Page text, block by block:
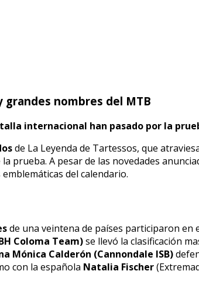
grandes nombres del MTB
internacional han pasado por la
de La Leyenda de Tartessos, que
prueba. A pesar de las novedades
del calendario.
de una veintena de países participaron en
Coloma Team)se llevó la clasificación
Mónica Calderón (Cannondale ISB)
con la española Natalia Fischer